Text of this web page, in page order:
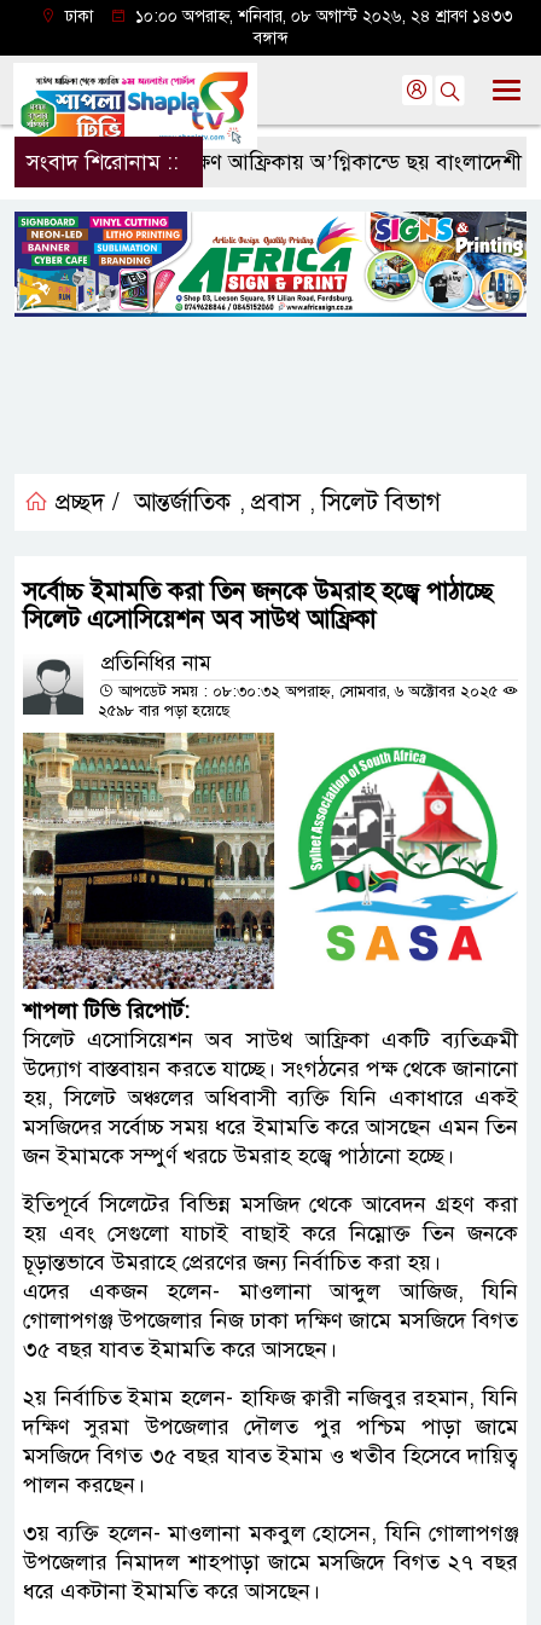
ঢাকা
১০:০০ অপরাহ্ন, শনিবার, ০৮ অগাস্ট ২০২৬, ২৪ শ্রাবণ ১৪৩৩
বঙ্গাব্দ
সংবাদ শিরোনাম ::দক্ষিণ আফ্রিকায় অ’গ্নিকান্ডে ছয় বাংলাদেশী
প্রচ্ছদ / আন্তর্জাতিক , প্রবাস ,সিলেট বিভাগ
সর্বোচ্চ ইমামতি করা তিন জনকে উমরাহ হজ্বে পাঠাচ্ছে
সিলেট এসোসিয়েশন অব সাউথ আফ্রিকা
প্রতিনিধির নাম
আপডেট সময় : ০৮:৩০:৩২ অপরাহ্ন, সোমবার, ৬ অক্টোবর ২০২৫
২৫৯৮ বার পড়া হয়েছে
শাপলা টিভি রিপোর্ট:
সিলেট এসোসিয়েশন অব সাউথ আফ্রিকা একটি ব্যতিক্রমী
উদ্যোগ বাস্তবায়ন করতে যাচ্ছে। সংগঠনের পক্ষ থেকে জানানো
হয়, সিলেট অঞ্চলের অধিবাসী ব্যক্তি যিনি একাধারে একই
মসজিদের সর্বোচ্চ সময় ধরে ইমামতি করে আসছেন এমন তিন
জন ইমামকে সম্পুর্ণ খরচে উমরাহ হজ্বে পাঠানো হচ্ছে।
ইতিপূর্বে সিলেটের বিভিন্ন মসজিদ থেকে আবেদন গ্রহণ করা
হয় এবং সেগুলো যাচাই বাছাই করে নিম্নোক্ত তিন জনকে
চূড়ান্তভাবে উমরাহে প্রেরণের জন্য নির্বাচিত করা হয়।
এদের একজন হলেন- মাওলানা আব্দুল আজিজ, যিনি
গোলাপগঞ্জ উপজেলার নিজ ঢাকা দক্ষিণ জামে মসজিদে বিগত
৩৫ বছর যাবত ইমামতি করে আসছেন।
২য় নির্বাচিত ইমাম হলেন- হাফিজ ক্বারী নজিবুর রহমান, যিনি
দক্ষিণ সুরমা উপজেলার দৌলত পুর পশ্চিম পাড়া জামে
মসজিদে বিগত ৩৫ বছর যাবত ইমাম ও খতীব হিসেবে দায়িত্ব
পালন করছেন।
৩য় ব্যক্তি হলেন- মাওলানা মকবুল হোসেন, যিনি গোলাপগঞ্জ
উপজেলার নিমাদল শাহপাড়া জামে মসজিদে বিগত ২৭ বছর
ধরে একটানা ইমামতি করে আসছেন।